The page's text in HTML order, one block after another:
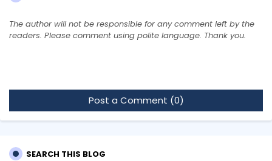
The author will not be responsible for any comment left by the
readers. Please comment using polite language. Thank you.
Post a Comment (0)
SEARCH THIS BLOG